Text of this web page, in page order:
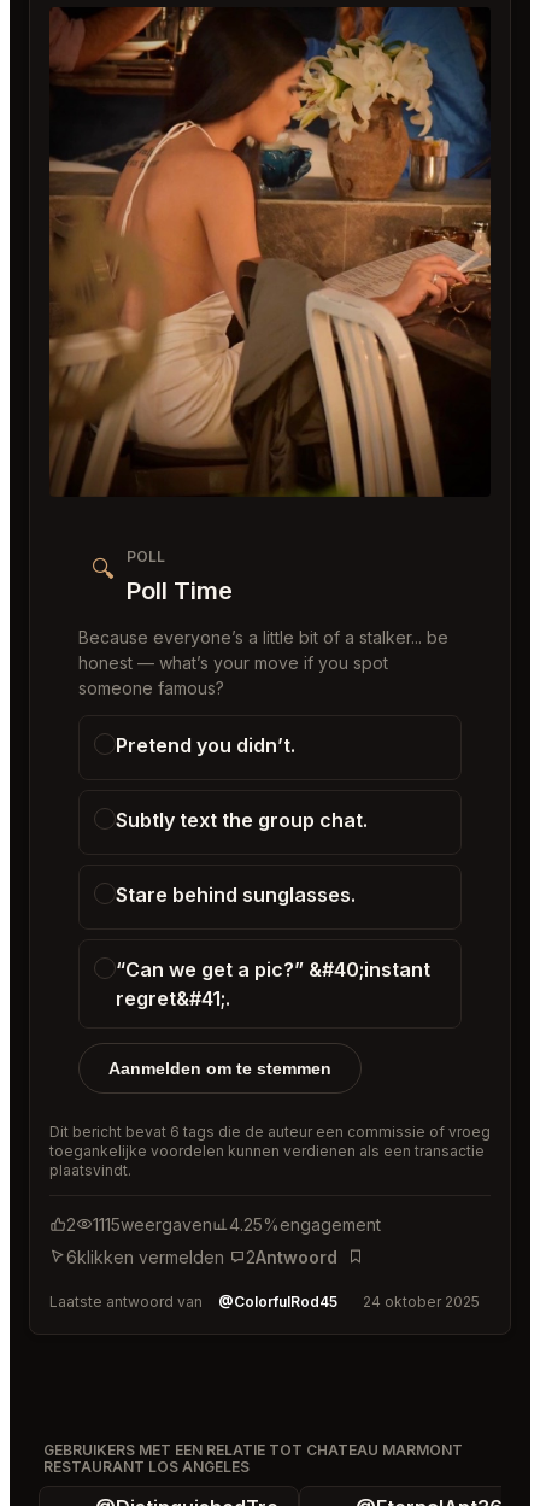
🔍 POLL
Poll Time
Because everyone’s a little bit of a stalker... be
honest — what’s your move if you spot
someone famous?
Pretend you didn’t.
Subtly text the group chat.
Stare behind sunglasses.
“Can we get a pic?” &#40;instant
regret&#41;.
Aanmelden om te stemmen
Dit bericht bevat 6 tags die de auteur een commissie of vroeg
toegankelijke voordelen kunnen verdienen als een transactie
plaatsvindt.
2 1115weergaven 4.25%engagement
6klikken vermelden 2Antwoord
Bladwijzer
Laatste antwoord van @ColorfulRod45 24 oktober 2025
GEBRUIKERS MET EEN RELATIE TOT CHATEAU MARMONT
RESTAURANT LOS ANGELES